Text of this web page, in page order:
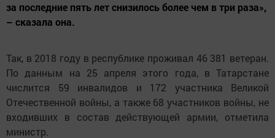
за последние пять лет снизилось более чем в три раза»,
– сказала она.
Так, в 2018 году в республике проживал 46 381 ветеран.
По данным на 25 апреля этого года, в Татарстане
числится 59 инвалидов и 172 участника Великой
Отечественной войны, а также 68 участников войны, не
входивших в состав действующей армии, отметила
министр.